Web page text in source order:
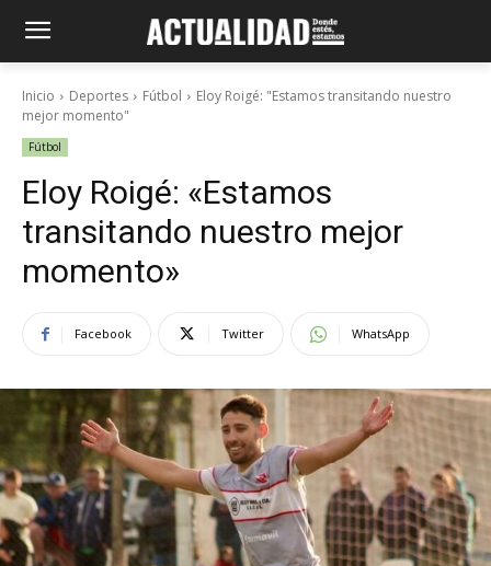
Inicio Deportes Fútbol
Eloy Roigé: "Estamos transitando nuestro
mejor momento"
Fútbol
Eloy Roigé: «Estamos
transitando nuestro mejor
momento»
Facebook Twitter WhatsApp